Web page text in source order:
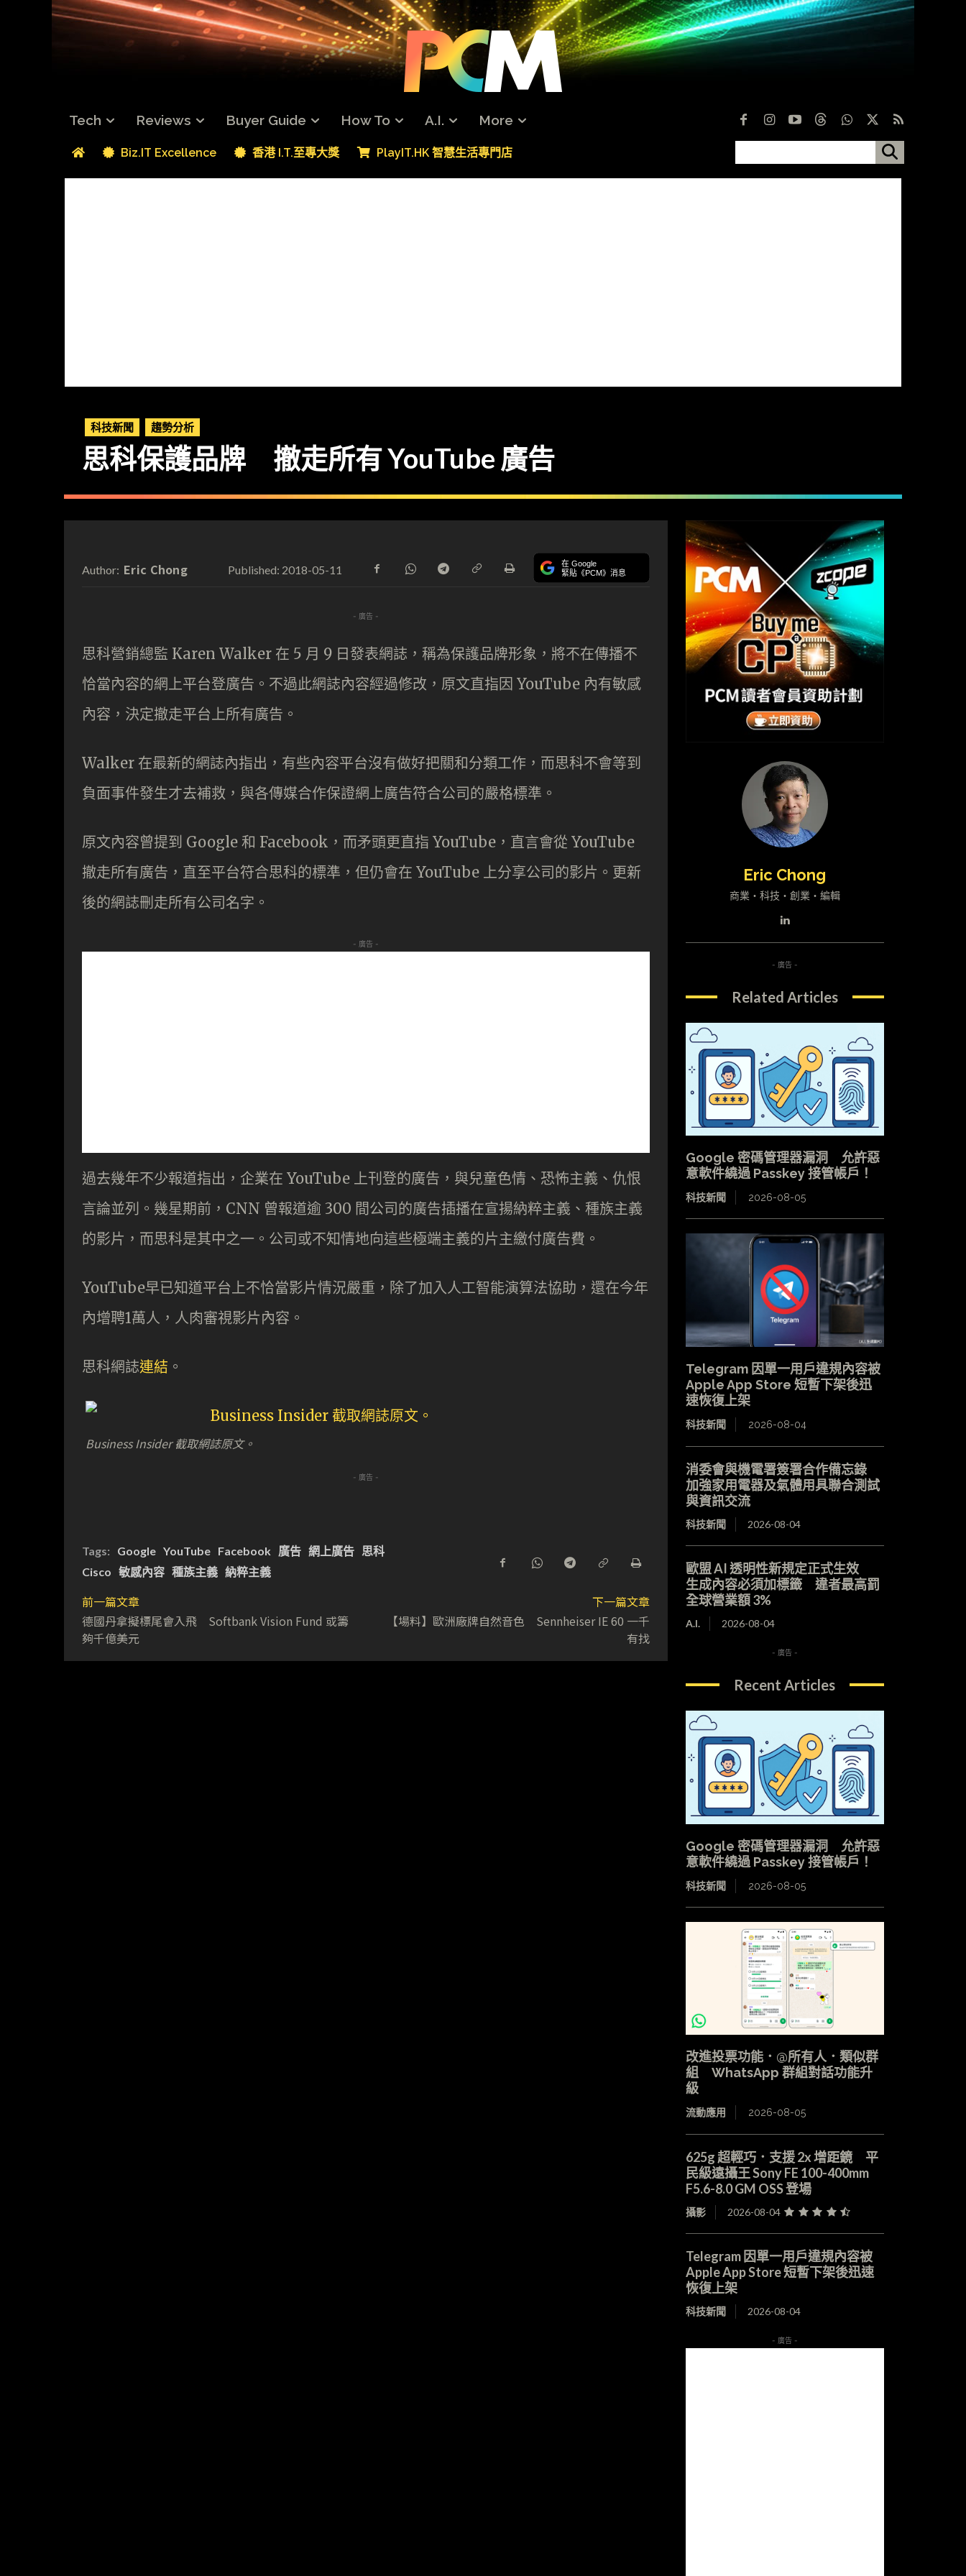
Tech Reviews Buyer Guide How To A.I. More
Biz.IT Excellence 香港 I.T.至專大獎 PlayIT.HK 智慧生活專門店
科技新聞 趨勢分析
思科保護品牌 撤走所有 YouTube 廣告
Author: Eric Chong Published: 2018-05-11 在 Google
緊貼《PCM》消息
- 廣告 -
思科營銷總監 Karen Walker 在 5 月 9 日發表網誌，稱為保護品牌形象，將不在傳播不
恰當內容的網上平台登廣告。不過此網誌內容經過修改，原文直指因 YouTube 內有敏感
內容，決定撤走平台上所有廣告。
Walker 在最新的網誌內指出，有些內容平台沒有做好把關和分類工作，而思科不會等到
負面事件發生才去補救，與各傳媒合作保證網上廣告符合公司的嚴格標準。
原文內容曾提到 Google 和 Facebook，而矛頭更直指 YouTube，直言會從 YouTube
撤走所有廣告，直至平台符合思科的標準，但仍會在 YouTube 上分享公司的影片。更新
後的網誌刪走所有公司名字。
- 廣告 -
過去幾年不少報道指出，企業在 YouTube 上刊登的廣告，與兒童色情、恐怖主義、仇恨
言論並列。幾星期前，CNN 曾報道逾 300 間公司的廣告插播在宣揚納粹主義、種族主義
的影片，而思科是其中之一。公司或不知情地向這些極端主義的片主繳付廣告費。
YouTube早已知道平台上不恰當影片情況嚴重，除了加入人工智能演算法協助，還在今年
內增聘1萬人，人肉審視影片內容。
思科網誌連結 。
Business Insider 截取網誌原文。
- 廣告 -
Tags: Google YouTube Facebook 廣告 網上廣告 思科
Cisco 敏感內容 種族主義 納粹主義
前一篇文章
德國丹拿擬標尾會入飛 Softbank Vision Fund 或籌
夠千億美元
下一篇文章
【場料】歐洲廠牌自然音色 Sennheiser IE 60 一千
有找
Eric Chong
商業・科技・創業・編輯
- 廣告 -
Related Articles
Google 密碼管理器漏洞 允許惡
意軟件繞過 Passkey 接管帳戶！
科技新聞 2026-08-05
Telegram 因單一用戶違規內容被
Apple App Store 短暫下架後迅
速恢復上架
科技新聞 2026-08-04
消委會與機電署簽署合作備忘錄
加強家用電器及氣體用具聯合測試
與資訊交流
科技新聞 2026-08-04
歐盟 AI 透明性新規定正式生效
生成內容必須加標籤 違者最高罰
全球營業額 3%
A.I. 2026-08-04
- 廣告 -
Recent Articles
Google 密碼管理器漏洞 允許惡
意軟件繞過 Passkey 接管帳戶！
科技新聞 2026-08-05
改進投票功能．@所有人．類似群
組 WhatsApp 群組對話功能升
級
流動應用 2026-08-05
625g 超輕巧．支援 2x 增距鏡 平
民級遠攝王 Sony FE 100-400mm
F5.6-8.0 GM OSS 登場
攝影 2026-08-04
Telegram 因單一用戶違規內容被
Apple App Store 短暫下架後迅速
恢復上架
科技新聞 2026-08-04
- 廣告 -